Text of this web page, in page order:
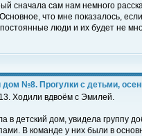
сначала сам нам немного
что мне показалось,
люди и их будет не
дом №8. Прогулки с детьми,
Ходили вдвоём с Эмилей.
в детский дом, увидела группу
В команде у них были в